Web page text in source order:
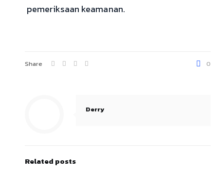
pemeriksaan keamanan.
Share 0
Derry
Related posts